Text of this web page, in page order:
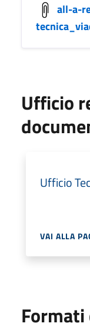
all-a-
Ufficio
Ufficio
VAI ALLA